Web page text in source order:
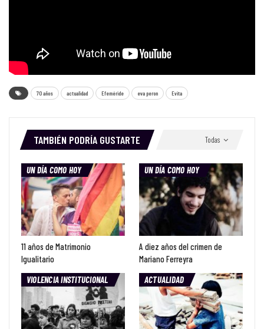
70 años actualidad Efeméride eva peron Evita
Todas
TAMBIÉN PODRÍA GUSTARTE
UN DÍA COMO HOY
11 años de Matrimonio
Igualitario
UN DÍA COMO HOY
A diez años del crimen de
Mariano Ferreyra
VIOLENCIA INSTITUCIONAL
ACTUALIDAD